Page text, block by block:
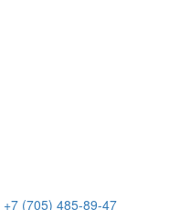
+7 (705) 485-89-47